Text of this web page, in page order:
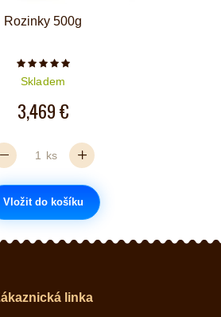
Rozinky 500g
Počet hvězdiček je 5 z 5
Skladem
3,469 €
ks
Vložit do košíku
linka